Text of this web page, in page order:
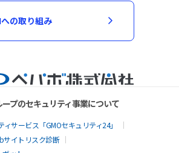
の取り組み
プのセキュリティ事業について
サービス「GMOセキュリティ24」
サイトリスク診断